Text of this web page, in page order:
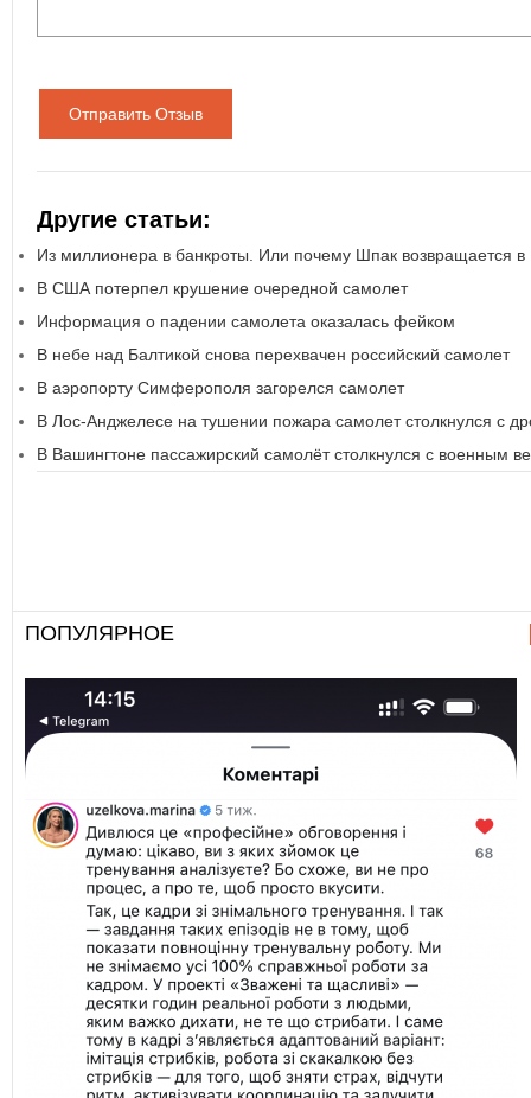
Отправить Отзыв
Другие статьи:
Из миллионера в банкроты. Или почему Шпак возвращается в
В США потерпел крушение очередной самолет
Информация о падении самолета оказалась фейком
В небе над Балтикой снова перехвачен российский самолет
В аэропорту Симферополя загорелся самолет
В Лос-Анджелесе на тушении пожара самолет столкнулся с
В Вашингтоне пассажирский самолёт столкнулся с военным
ПОПУЛЯРНОЕ